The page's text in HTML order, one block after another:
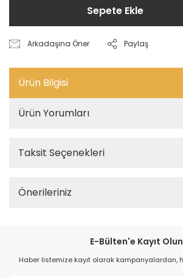
Sepete Ekle
Arkadaşına Öner Paylaş
Ürün Bilgisi
Ürün Yorumları
Taksit Seçenekleri
Önerileriniz
E-Bülten'e Kayıt Olun
Haber listemize kayıt olarak kampanyalardan,